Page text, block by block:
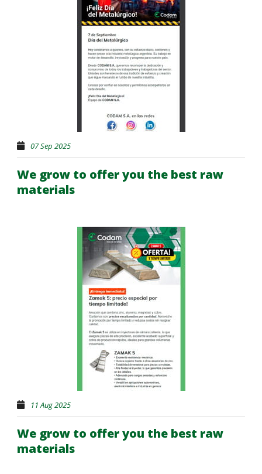
07 Sep 2025
We grow to offer you the best raw
materials
11 Aug 2025
We grow to offer you the best raw
materials